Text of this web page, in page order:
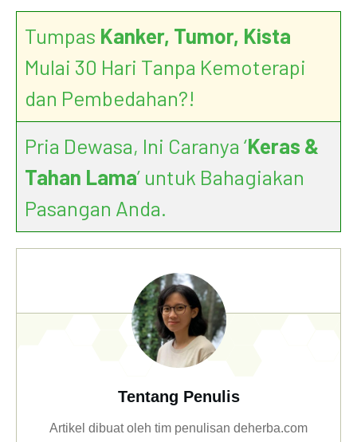
Cervical Cancer – Causes
Human papillomavirus (HPV) and cervical
HPV Infection in Men
Tumpas Kanker, Tumor, Kista
Mulai 30 Hari Tanpa Kemoterapi
dan Pembedahan?!
Pria Dewasa, Ini Caranya ‘Keras &
Tahan Lama’ untuk Bahagiakan
Pasangan Anda.
Tentang Penulis
Artikel dibuat oleh tim penulisan deherba.com